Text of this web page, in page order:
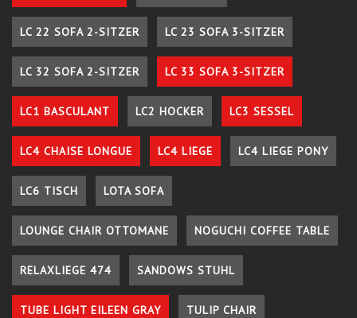
LC 22 SOFA 2-SITZER LC 23 SOFA 3-SITZER
LC 32 SOFA 2-SITZER LC 33 SOFA 3-SITZER
LC1 BASCULANT LC2 HOCKER LC3 SESSEL
LC4 CHAISE LONGUE LC4 LIEGE LC4 LIEGE PONY
LC6 TISCH LOTA SOFA
LOUNGE CHAIR OTTOMANE NOGUCHI COFFEE TABLE
RELAXLIEGE 474 SANDOWS STUHL
TUBE LIGHT EILEEN GRAY TULIP CHAIR